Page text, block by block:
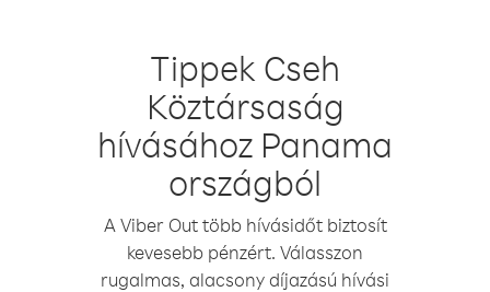
Tippek Cseh
Köztársaság
hívásához Panama
országból
A Viber Out több hívásidőt biztosít
kevesebb pénzért. Válasszon
rugalmas, alacsony díjazású hívási